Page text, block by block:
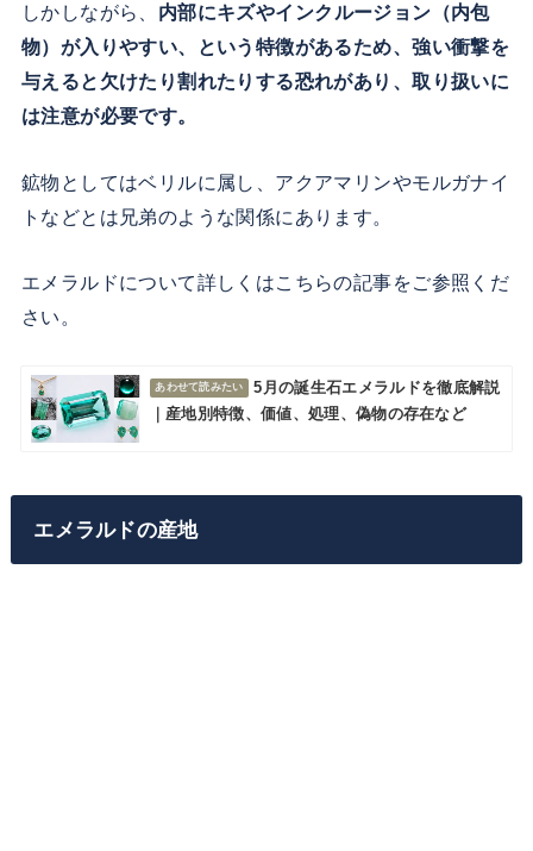
しかしながら、 内部にキズやインクルージョン（内包
物）が入りやすい、という特徴があるため、強い衝撃を
与えると欠けたり割れたりする恐れがあり、取り扱いに
は注意が必要です。
鉱物としてはベリルに属し、アクアマリンやモルガナイ
トなどとは兄弟のような関係にあります。
エメラルドについて詳しくはこちらの記事をご参照くだ
さい。
5月の誕生石エメラルドを徹底解説
｜産地別特徴、価値、処理、偽物の存在など
エメラルドの産地